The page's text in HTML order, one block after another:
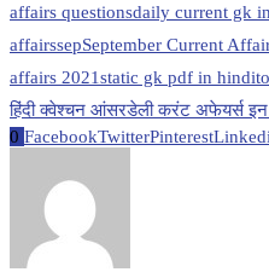
affairs questionsdaily current gk
affairssepSeptember Current
affairs 2021static gk pdf in hindi
हिंदी क्वेश्चन आंसरडेली करंट अफेयर्स इन
0 FacebookTwitterPinterest